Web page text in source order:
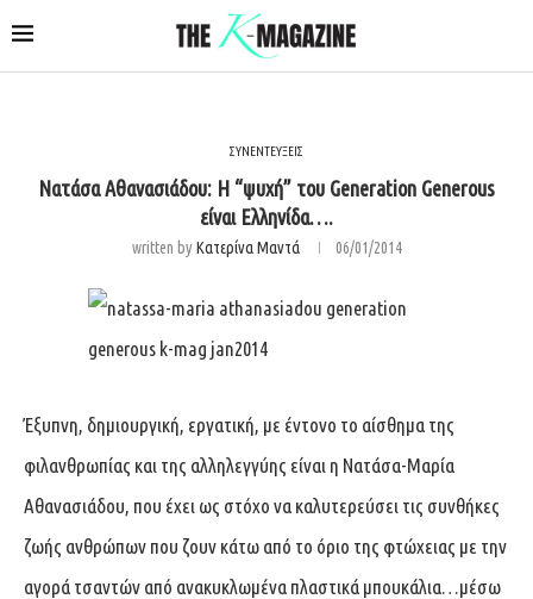
ΣΥΝΕΝΤΕΥΞΕΙΣ
Νατάσα Αθανασιάδου: Η “ψυχή” του Generation Generous
είναι Ελληνίδα….
written byΚατερίνα Μαντά 06/01/2014
Έξυπνη, δημιουργική, εργατική, με έντονο το αίσθημα της
φιλανθρωπίας και της αλληλεγγύης είναι η Νατάσα-Μαρία
Αθανασιάδου, που έχει ως στόχο να καλυτερεύσει τις συνθήκες
ζωής ανθρώπων που ζουν κάτω από το όριο της φτώχειας με την
αγορά τσαντών από ανακυκλωμένα πλαστικά μπουκάλια…μέσω